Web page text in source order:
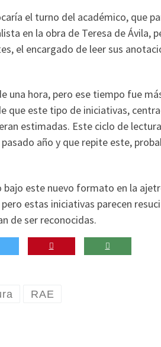
el turno del académico, que
en la obra de Teresa de Ávila,
el encargado de leer sus
una hora, pero ese tiempo fue
que este tipo de iniciativas,
estimadas. Este ciclo de
año y que repite este,
este nuevo formato en la
estas iniciativas parecen
de ser reconocidas.
RAE